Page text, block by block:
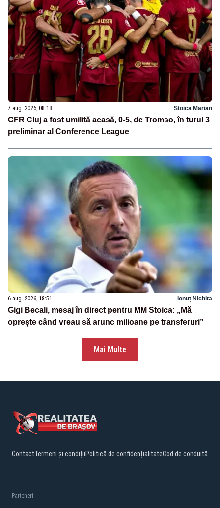
7 aug. 2026, 08:18 Stoica Marian
CFR Cluj a fost umilită acasă, 0-5, de Tromso, în turul 3
preliminar al Conference League
6 aug. 2026, 18:51 Ionuț Nichita
Gigi Becali, mesaj în direct pentru MM Stoica: „Mă
oprește când vreau să arunc milioane pe transferuri”
Mai Multe
ContactTermeni și condițiiPolitică de confidențialitateCod de conduită
Parteneri: